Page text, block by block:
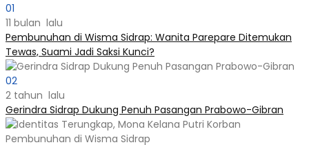
01
11 bulan lalu
Pembunuhan di Wisma Sidrap: Wanita Parepare Ditemukan
Tewas, Suami Jadi Saksi Kunci?
02
2 tahun lalu
Gerindra Sidrap Dukung Penuh Pasangan Prabowo-Gibran